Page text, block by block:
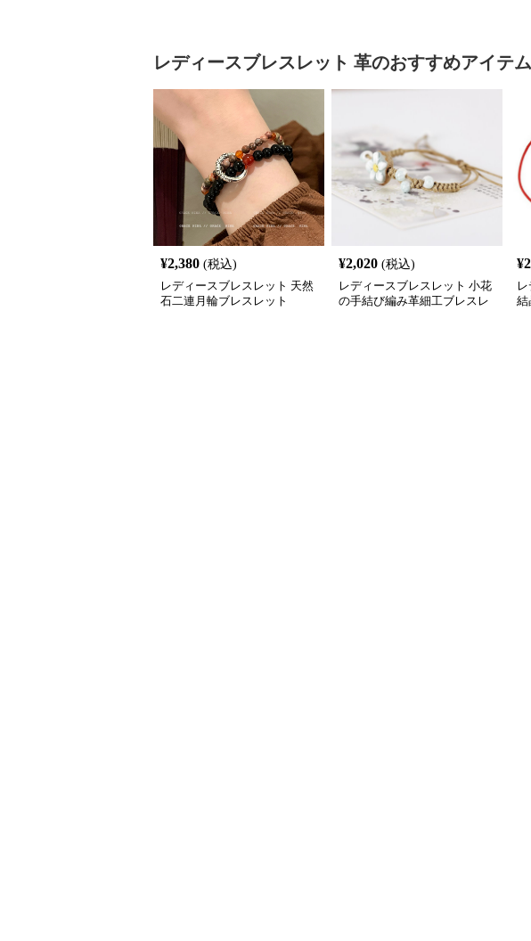
レディースブレスレット 革のおすすめアイテム
¥2,380 (税込)
レディースブレスレット 天然
石二連月輪ブレスレット
¥2,020 (税込)
レディースブレスレット 小花
の手結び編み革細工ブレスレ
¥
結